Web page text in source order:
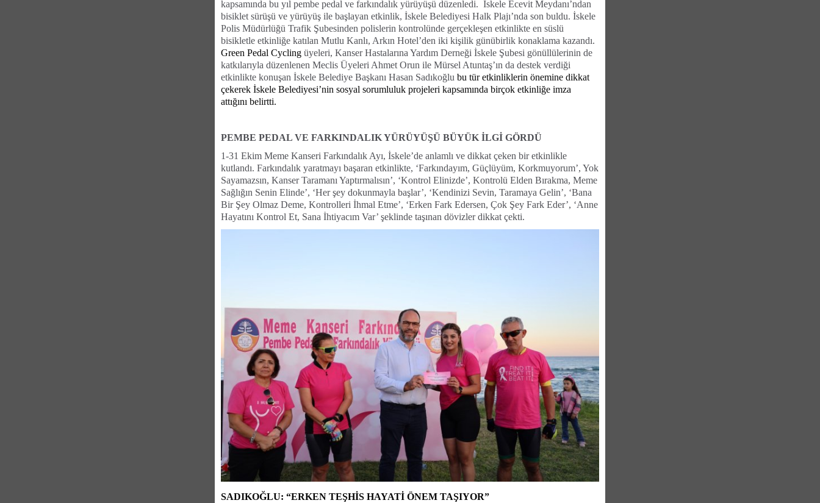
kapsamında bu yıl pembe pedal ve farkındalık yürüyüşü düzenledi. İskele Ecevit Meydanı’ndan
bisiklet sürüşü ve yürüyüş ile başlayan etkinlik, İskele Belediyesi Halk Plajı’nda son buldu. İskele
Polis Müdürlüğü Trafik Şubesinden polislerin kontrolünde gerçekleşen etkinlikte en süslü
bisikletle etkinliğe katılan Mutlu Kanlı, Arkın Hotel’den iki kişilik günübirlik konaklama kazandı.
Green Pedal Cycling üyeleri, Kanser Hastalarına Yardım Derneği İskele Şubesi gönüllülerinin de
katkılarıyla düzenlenen Meclis Üyeleri Ahmet Orun ile Mürsel Atuntaş’ın da destek verdiği
etkinlikte konuşan İskele Belediye Başkanı Hasan Sadıkoğlu bu tür etkinliklerin önemine dikkat
çekerek İskele Belediyesi’nin sosyal sorumluluk projeleri kapsamında birçok etkinliğe imza
attığını belirtti.
PEMBE PEDAL VE FARKINDALIK YÜRÜYÜŞÜ BÜYÜK İLGİ GÖRDÜ
1-31 Ekim Meme Kanseri Farkındalık Ayı, İskele’de anlamlı ve dikkat çeken bir etkinlikle
kutlandı. Farkındalık yaratmayı başaran etkinlikte, ‘Farkındayım, Güçlüyüm, Korkmuyorum’, Yok
Sayamazsın, Kanser Taramanı Yaptırmalısın’, ‘Kontrol Elinizde’, Kontrolü Elden Bırakma, Meme
Sağlığın Senin Elinde’, ‘Her şey dokunmayla başlar’, ‘Kendinizi Sevin, Taramaya Gelin’, ‘Bana
Bir Şey Olmaz Deme, Kontrolleri İhmal Etme’, ‘Erken Fark Edersen, Çok Şey Fark Eder’, ‘Anne
Hayatını Kontrol Et, Sana İhtiyacım Var’ şeklinde taşınan dövizler dikkat çekti.
SADIKOĞLU: “ERKEN TEŞHİS HAYATİ ÖNEM TAŞIYOR”